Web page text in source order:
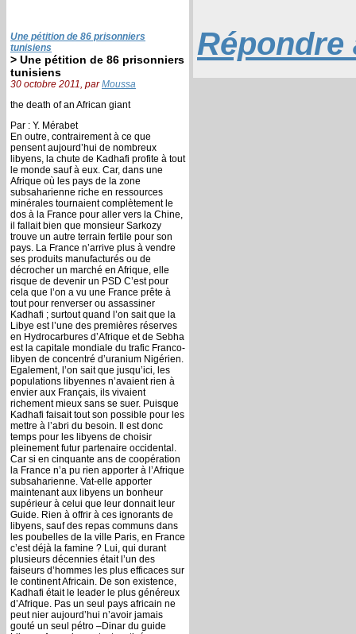
Une pétition de 86 prisonniers
tunisiens
> Une pétition de 86 prisonniers
tunisiens
30 octobre 2011, parMoussa
the death of an African giant
Par : Y. Mérabet
En outre, contrairement à ce que
pensent aujourd’hui de nombreux
libyens, la chute de Kadhafi profite à tout
le monde sauf à eux. Car, dans une
Afrique où les pays de la zone
subsaharienne riche en ressources
minérales tournaient complètement le
dos à la France pour aller vers la Chine,
il fallait bien que monsieur Sarkozy
trouve un autre terrain fertile pour son
pays. La France n’arrive plus à vendre
ses produits manufacturés ou de
décrocher un marché en Afrique, elle
risque de devenir un PSD C’est pour
cela que l’on a vu une France prête à
tout pour renverser ou assassiner
Kadhafi ; surtout quand l’on sait que la
Libye est l’une des premières réserves
en Hydrocarbures d’Afrique et de Sebha
est la capitale mondiale du trafic Franco-
libyen de concentré d’uranium Nigérien.
Egalement, l’on sait que jusqu’ici, les
populations libyennes n’avaient rien à
envier aux Français, ils vivaient
richement mieux sans se suer. Puisque
Kadhafi faisait tout son possible pour les
mettre à l’abri du besoin. Il est donc
temps pour les libyens de choisir
pleinement futur partenaire occidental.
Car si en cinquante ans de coopération
la France n’a pu rien apporter à l’Afrique
subsaharienne. Vat-elle apporter
maintenant aux libyens un bonheur
supérieur à celui que leur donnait leur
Guide. Rien à offrir à ces ignorants de
libyens, sauf des repas communs dans
les poubelles de la ville Paris, en France
c’est déjà la famine ? Lui, qui durant
plusieurs décennies était l’un des
faiseurs d’hommes les plus efficaces sur
le continent Africain. De son existence,
Kadhafi était le leader le plus généreux
d’Afrique. Pas un seul pays africain ne
peut nier aujourd’hui n’avoir jamais
gouté un seul pétro –Dinar du guide
Répondre